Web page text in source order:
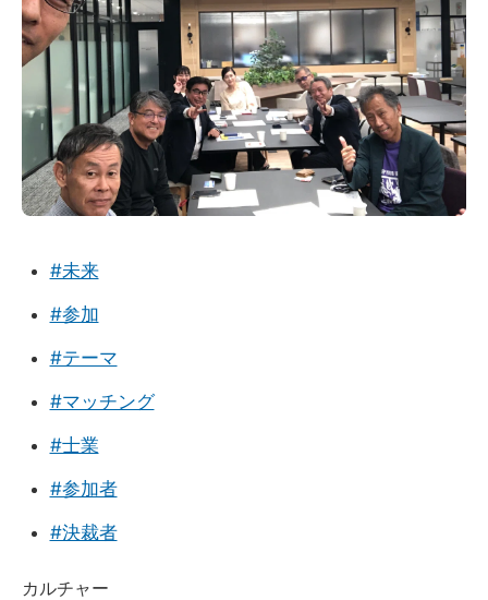
#未来
#参加
#テーマ
#マッチング
#士業
#参加者
#決裁者
カルチャー